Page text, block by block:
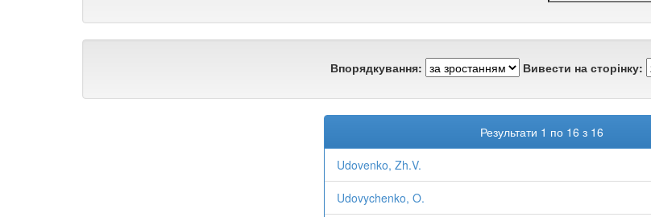
Впорядкування: Вивести на сторінку:
Результати 1 по 16 з 16
Udovenko, Zh.V.
Udovychenko, O.